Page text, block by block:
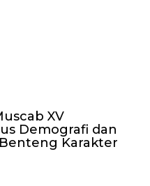
XV
Demografi dan
Karakter